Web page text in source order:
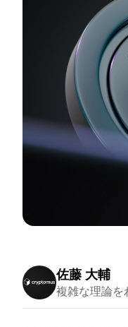
佐藤 大輔
複雑な理論を